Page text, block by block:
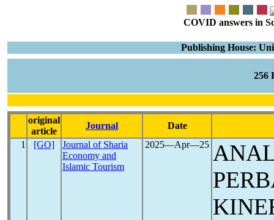
COVID answers in
Publishing House:
256
original
article
Journal
Date
1
[GO]
Journal of Sharia
Economy and
Islamic Tourism
2025―Apr―25